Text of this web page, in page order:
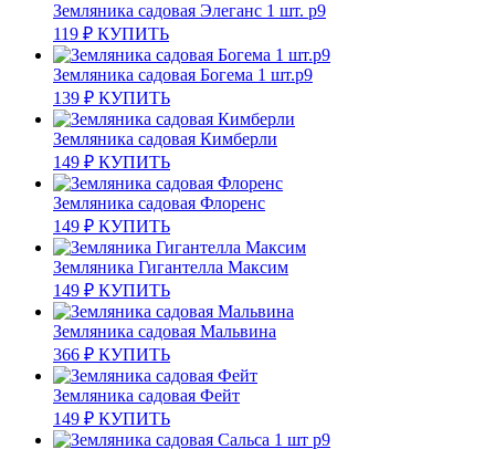
Земляника садовая Элеганс 1 шт. р9
119 ₽ КУПИТЬ
Земляника садовая Богема 1 шт.р9
139 ₽ КУПИТЬ
Земляника садовая Кимберли
149 ₽ КУПИТЬ
Земляника садовая Флоренс
149 ₽ КУПИТЬ
Земляника Гигантелла Максим
149 ₽ КУПИТЬ
Земляника садовая Мальвина
366 ₽ КУПИТЬ
Земляника садовая Фейт
149 ₽ КУПИТЬ